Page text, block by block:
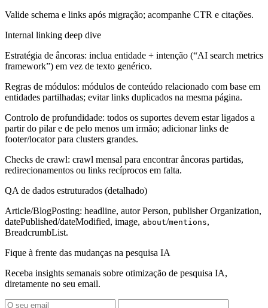
Valide schema e links após migração; acompanhe CTR e citações.
Internal linking deep dive
Estratégia de âncoras: inclua entidade + intenção (“AI search metrics
framework”) em vez de texto genérico.
Regras de módulos: módulos de conteúdo relacionado com base em
entidades partilhadas; evitar links duplicados na mesma página.
Controlo de profundidade: todos os suportes devem estar ligados a
partir do pilar e de pelo menos um irmão; adicionar links de
footer/locator para clusters grandes.
Checks de crawl: crawl mensal para encontrar âncoras partidas,
redirecionamentos ou links recíprocos em falta.
QA de dados estruturados (detalhado)
Article/BlogPosting: headline, autor Person, publisher Organization,
datePublished/dateModified, image, about/mentions,
BreadcrumbList.
Fique à frente das mudanças na pesquisa IA
Receba insights semanais sobre otimização de pesquisa IA,
diretamente no seu email.